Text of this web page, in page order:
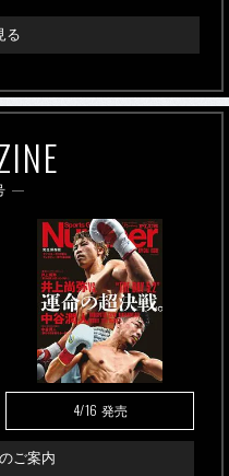
る
4/16 発売
ご案内